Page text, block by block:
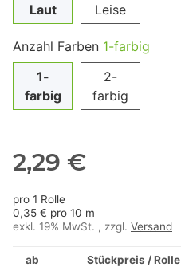
Laut
Leise
Anzahl Farben 1-farbig
1-
farbig
2-
farbig
2,29 €
pro 1 Rolle
0,35 € pro 10 m
exkl. 19% MwSt. , zzgl. Versand
ab Stückpreis / Rolle